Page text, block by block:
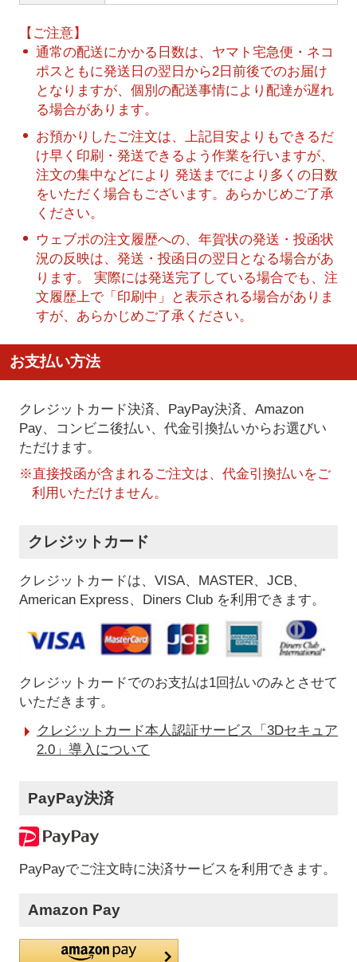
【ご注意】
通常の配送にかかる日数は、ヤマト宅急便・ネコ
ポスともに発送日の翌日から2日前後でのお届け
となりますが、個別の配送事情により配達が遅れ
る場合があります。
お預かりしたご注文は、上記目安よりもできるだ
け早く印刷・発送できるよう作業を行いますが、
注文の集中などにより 発送までにより多くの日数
をいただく場合もございます。あらかじめご了承
ください。
ウェブポの注文履歴への、年賀状の発送・投函状
況の反映は、発送・投函日の翌日となる場合があ
ります。 実際には発送完了している場合でも、注
文履歴上で「印刷中」と表示される場合がありま
すが、あらかじめご了承ください。
お支払い方法
クレジットカード決済、PayPay決済、Amazon
Pay、コンビニ後払い、代金引換払いからお選びい
ただけます。
※直接投函が含まれるご注文は、代金引換払いをご
利用いただけません。
クレジットカード
クレジットカードは、VISA、MASTER、JCB、
American Express、Diners Club を利用できます。
クレジットカードでのお支払は1回払いのみとさせて
いただきます。
クレジットカード本人認証サービス「3Dセキュア
2.0」導入について
PayPay決済
PayPayでご注文時に決済サービスを利用できます。
Amazon Pay